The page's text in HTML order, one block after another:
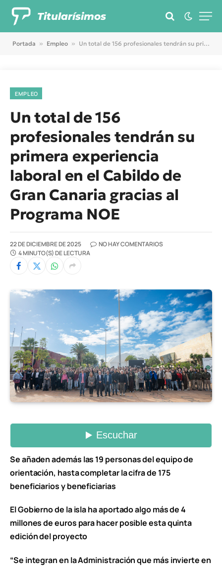
Titularísimos
Portada » Empleo » Un total de 156 profesionales tendrán su primera experiencia laboral en el Cabildo de Gran Canaria gracias al Programa NOE
EMPLEO
Un total de 156
profesionales tendrán su
primera experiencia
laboral en el Cabildo de
Gran Canaria gracias al
Programa NOE
22 DE DICIEMBRE DE 2025
NO HAY COMENTARIOS
4 MINUTO(S) DE LECTURA
Se añaden además las 19 personas del equipo de
orientación, hasta completar la cifra de 175
beneficiarios y beneficiarias
El Gobierno de la isla ha aportado algo más de 4
millones de euros para hacer posible esta quinta
edición del proyecto
“Se integran en la Administración que más invierte en